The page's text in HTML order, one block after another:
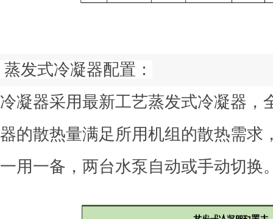
蒸发式冷凝器配置：
冷凝器采用最新工艺蒸发式冷凝器，
器的散热量满足所用机组的散热需求
一用一备，两台水泵自动或手动切换